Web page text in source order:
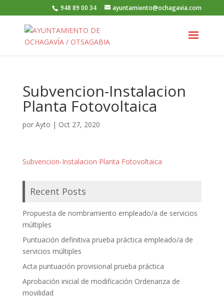
948 89 00 34 ayuntamiento@ochagavia.com
Subvencion-Instalacion
Planta Fotovoltaica
por Ayto | Oct 27, 2020
Subvencion-Instalacion Planta Fotovoltaica
Recent Posts
Propuesta de nombramiento empleado/a de servicios
múltiples
Puntuación definitiva prueba práctica empleado/a de
servicios múltiples
Acta puntuación provisional prueba práctica
Aprobación inicial de modificación Ordenanza de
movilidad